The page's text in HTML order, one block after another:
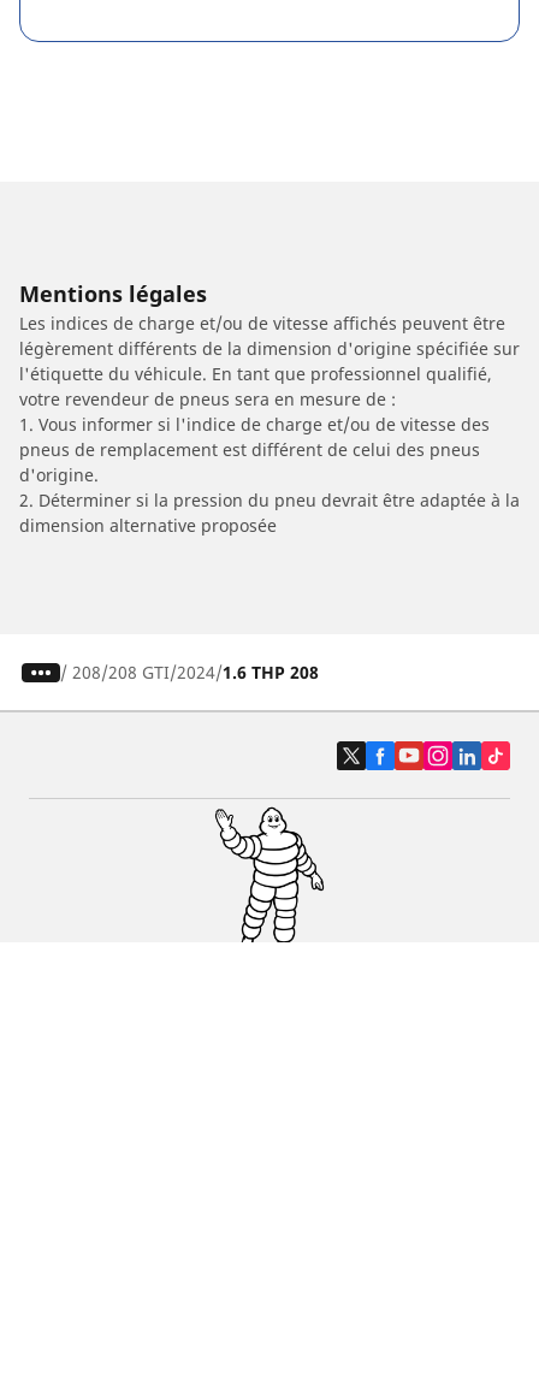
Mentions légales
Les indices de charge et/ou de vitesse affichés peuvent être
légèrement différents de la dimension d'origine spécifiée sur
l'étiquette du véhicule. En tant que professionnel qualifié,
votre revendeur de pneus sera en mesure de :
1. Vous informer si l'indice de charge et/ou de vitesse des
pneus de remplacement est différent de celui des pneus
d'origine.
2. Déterminer si la pression du pneu devrait être adaptée à la
dimension alternative proposée
/ 208 208 GTI 2024 1.6 THP 208